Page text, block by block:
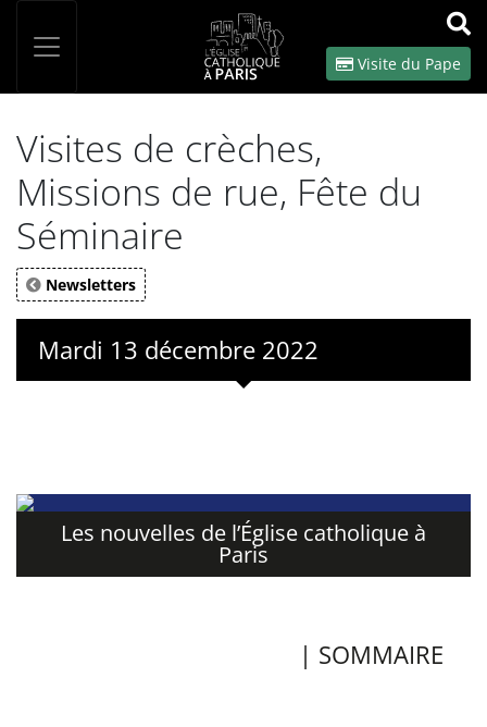
OK
Visite du Pape
Visites de crèches,
Missions de rue, Fête du
Séminaire
Newsletters
Mardi 13 décembre 2022
Les nouvelles de l’Église catholique à
Paris
| SOMMAIRE
Panneau de gestion des cookies